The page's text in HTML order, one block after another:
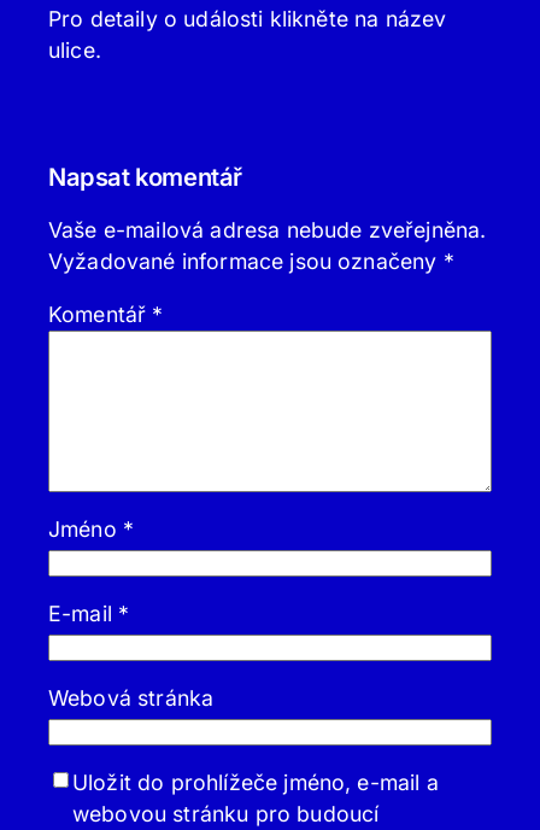
Pro detaily o události klikněte na název
ulice.
Napsat komentář
Vaše e-mailová adresa nebude zveřejněna.
Vyžadované informace jsou označeny *
Komentář *
Jméno *
E-mail *
Webová stránka
Uložit do prohlížeče jméno, e-mail a
webovou stránku pro budoucí